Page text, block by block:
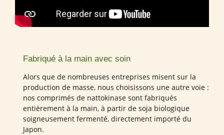
Fabriqué à la main avec soin
Alors que de nombreuses entreprises misent sur la
production de masse, nous choisissons une autre voie :
nos comprimés de nattokinase sont fabriqués
entièrement à la main, à partir de soja biologique
soigneusement fermenté, directement importé du
Japon.